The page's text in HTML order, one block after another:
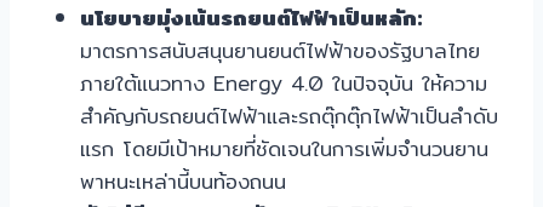
นโยบายมุ่งเน้นรถยนต์ไฟฟ้าเป็นหลัก:
มาตรการสนับสนุนยานยนต์ไฟฟ้าของรัฐบาลไทย
ภายใต้แนวทาง Energy 4.0 ในปัจจุบัน ให้ความ
สำคัญกับรถยนต์ไฟฟ้าและรถตุ๊กตุ๊กไฟฟ้าเป็นลำดับ
แรก โดยมีเป้าหมายที่ชัดเจนในการเพิ่มจำนวนยาน
พาหนะเหล่านี้บนท้องถนน